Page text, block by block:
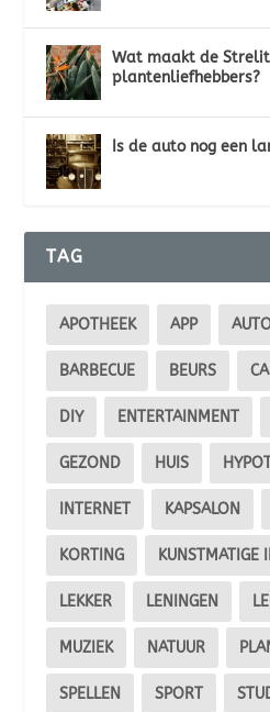
Wat maakt de
plantenliefhebbers?
Is de auto nog een
TAG
APOTHEEK APP
BARBECUE BEURS
DIY ENTERTAINMENT
GEZOND HUIS
INTERNET KAPSALON
KORTING KUNSTMATIGE
LEKKER LENINGEN
MUZIEK NATUUR
SPELLEN SPORT